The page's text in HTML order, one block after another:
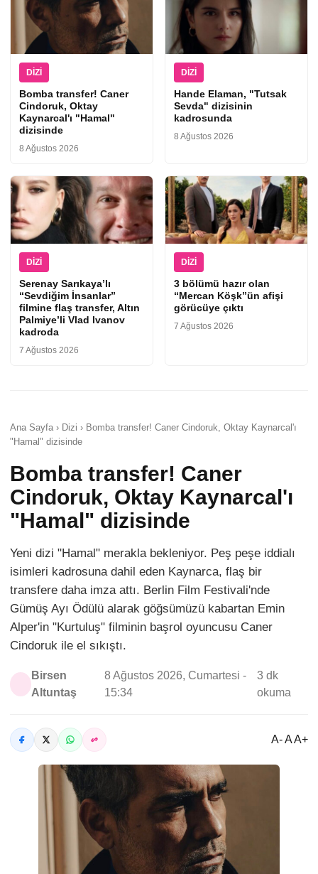
DIZI
Bomba transfer! Caner
Cindoruk, Oktay
Kaynarcal'ı "Hamal"
dizisinde
8 Ağustos 2026
DIZI
Hande Elaman, "Tutsak
Sevda" dizisinin
kadrosunda
8 Ağustos 2026
DIZI
Serenay Sarıkaya’lı
“Sevdiğim İnsanlar”
filmine flaş transfer, Altın
Palmiye’li Vlad Ivanov
kadroda
7 Ağustos 2026
DIZI
3 bölümü hazır olan
“Mercan Köşk”ün afişi
görücüye çıktı
7 Ağustos 2026
Ana Sayfa › Dizi › Bomba transfer! Caner Cindoruk, Oktay Kaynarcal'ı
"Hamal" dizisinde
Bomba transfer! Caner
Cindoruk, Oktay Kaynarcal'ı
"Hamal" dizisinde
Yeni dizi "Hamal" merakla bekleniyor. Peş peşe iddialı
isimleri kadrosuna dahil eden Kaynarca, flaş bir
transfere daha imza attı. Berlin Film Festivali'nde
Gümüş Ayı Ödülü alarak göğsümüzü kabartan Emin
Alper'in "Kurtuluş" filminin başrol oyuncusu Caner
Cindoruk ile el sıkıştı.
Birsen
Altuntaş
8 Ağustos 2026, Cumartesi -
15:34
3 dk
okuma
A- A A+